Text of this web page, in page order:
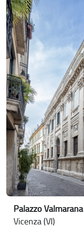
Palazzo Valmarana
Vicenza (VI)